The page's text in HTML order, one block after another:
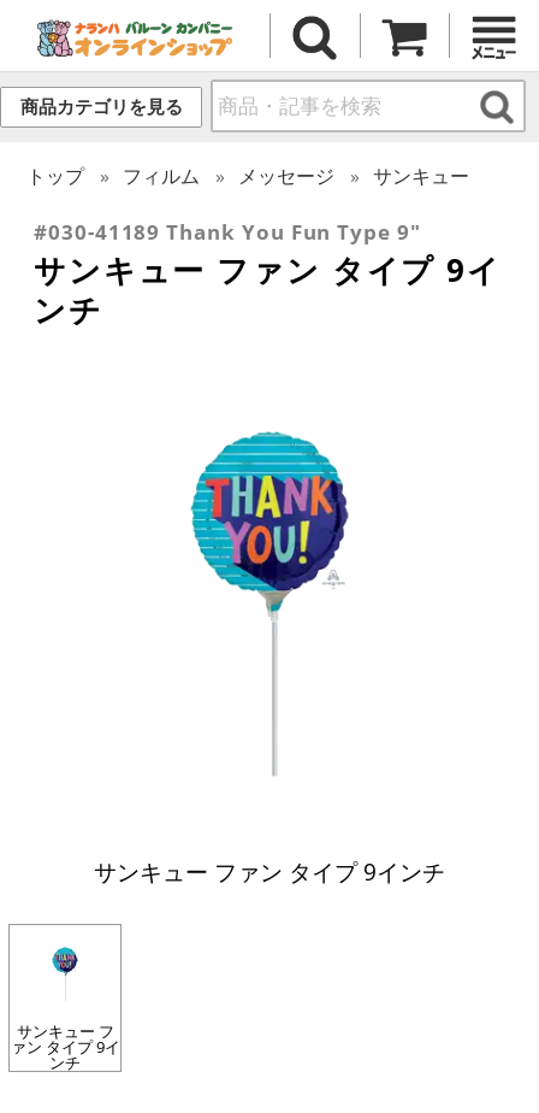
商品カテゴリを見る
トップ フィルム メッセージ サンキュー
#030-41189 Thank You Fun Type 9"
サンキュー ファン タイプ 9イ
ンチ
サンキュー ファン タイプ 9インチ
サンキュー フ
ァン タイプ 9イ
ンチ